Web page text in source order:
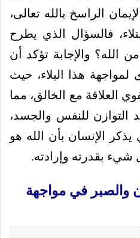
الراسخ بالله تعالى،
فالسؤال الذي يطرح
الله؟ والإجابة تؤكد أن
لمواجهة هذا البلاء، حيث
العلاقة مع الخالق، مما
التوازن للنفس والجسد،
يذكر الإنسان بأن الله هو
شيء بقدرته وإرادته.
والصبر في مواجهة